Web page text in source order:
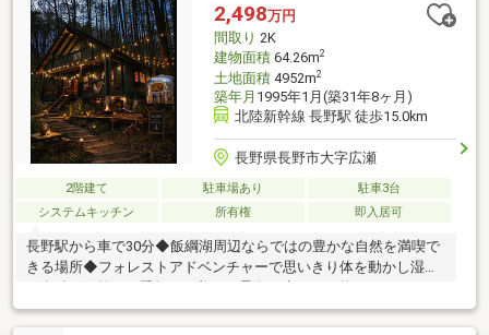
2,498万円
間取り 2K
建物面積64.26m2
土地面積4952m2
築年月 1995年1月(築31年8ヶ月)
北陸新幹線 長野駅 徒歩15.0km
長野県長野市大字広瀬
2階建て 駐車場あり
駐車3台
システムキッチン
所有権 即入居可
長野駅から車で30分◆飯綱湖周辺ならではの豊かな自然を満喫で
きる場所◆フォレストアドベンチャーで思いきり体を動かし湿原
アライフが叶います